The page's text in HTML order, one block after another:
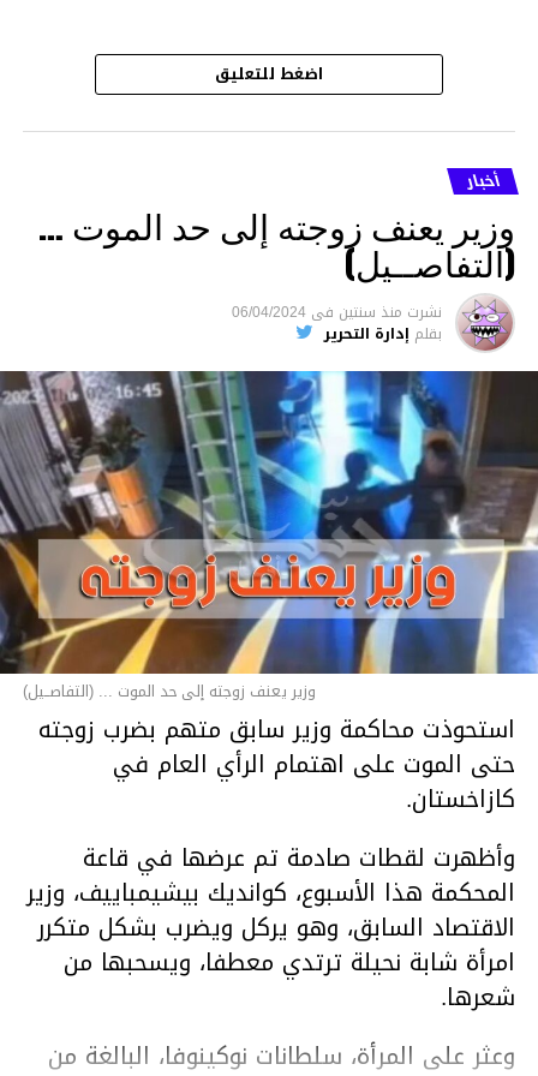
اضغط للتعليق
أخبار
وزير يعنف زوجته إلى حد الموت …
(التفاصــيل)
نشرت منذ سنتين فى 06/04/2024
بقلم إدارة التحرير
وزير يعنف زوجته إلى حد الموت ... (التفاصــيل)
استحوذت محاكمة وزير سابق متهم بضرب زوجته
حتى الموت على اهتمام الرأي العام في
كازاخستان.
وأظهرت لقطات صادمة تم عرضها في قاعة
المحكمة هذا الأسبوع، كوانديك بيشيمباييف، وزير
الاقتصاد السابق، وهو يركل ويضرب بشكل متكرر
امرأة شابة نحيلة ترتدي معطفا، ويسحبها من
شعرها.
وعثر على المرأة، سلطانات نوكينوفا، البالغة من